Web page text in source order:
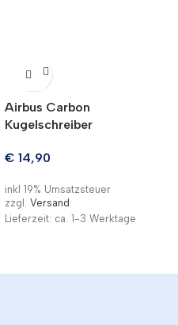
Airbus Carbon
Kugelschreiber
€ 14,90
inkl 19% Umsatzsteuer
zzgl. Versand
Lieferzeit: ca. 1-3 Werktage